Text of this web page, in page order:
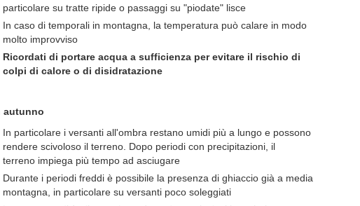
particolare su tratte ripide o passaggi su "piodate" lisce
In caso di temporali in montagna, la temperatura può calare in modo
molto improvviso
Ricordati di portare acqua a sufficienza per evitare il rischio di
colpi di calore o di disidratazione
autunno
In particolare i versanti all'ombra restano umidi più a lungo e possono
rendere scivoloso il terreno. Dopo periodi con precipitazioni, il
terreno impiega più tempo ad asciugare
Durante i periodi freddi è possibile la presenza di ghiaccio già a media
montagna, in particolare su versanti poco soleggiati